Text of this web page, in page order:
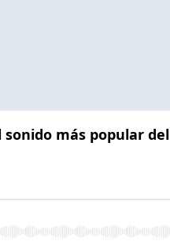
sonido más popular del